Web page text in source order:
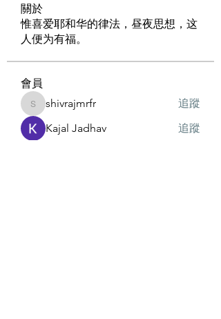
關於
惟喜爱耶和华的律法，昼夜思想，这
人便为有福。
會員
shivrajmrfr
shivrajmrfr
追蹤
Kajal Jadhav
追蹤